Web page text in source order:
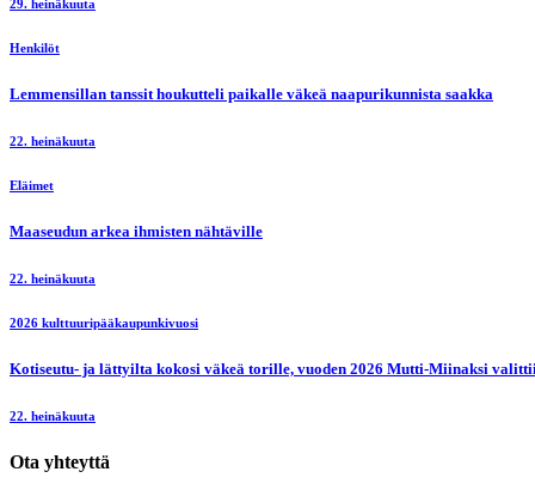
29. heinäkuuta
Henkilöt
Lemmensillan tanssit houkutteli paikalle väkeä naapurikunnista saakka
22. heinäkuuta
Eläimet
Maaseudun arkea ihmisten nähtäville
22. heinäkuuta
2026 kulttuuripääkaupunkivuosi
Kotiseutu- ja lättyilta kokosi väkeä torille, vuoden 2026 Mutti-Miinaksi
22. heinäkuuta
Ota yhteyttä